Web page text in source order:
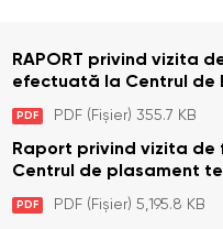
RAPORT privind vizita
efectuată la Centrul de
Temporar pentru
Dizabilități (Adulte) din s.
Edineț, din data de 25
PDF PDF (Fișier) 355.7 KB
Raport privind vizita de
Centrul de plasament
persoanele cu
Bădiceni, Soroca (11 iunie
PDF PDF (Fișier) 5,195.8 KB